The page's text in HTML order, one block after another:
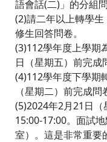
語會話(二)」的分組問
(2)請二年以上轉學
修生回答問卷。
(3)112學年度上學期
日（星期五）前完成
(4)112學年度下學期
（星期二）前完成問
(5)2024年2月21日（
15:00-17:00。面試
室）。這是非常重要